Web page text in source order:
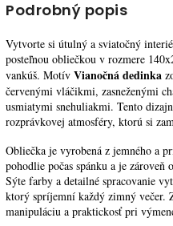
Podrobný popis
Vytvorte si útulný a sviatočný
posteľnou obliečkou v rozmere
vankúš. Motív Vianočná dedinka
červenými vláčikmi, zasneženými
usmiatymi snehuliakmi. Tento
rozprávkovej atmosféry, ktorú si
Obliečka je vyrobená z jemného a
pohodlie počas spánku a je
Sýte farby a detailné spracovanie
ktorý spríjemní každý zimný večer.
manipuláciu a praktickosť pri